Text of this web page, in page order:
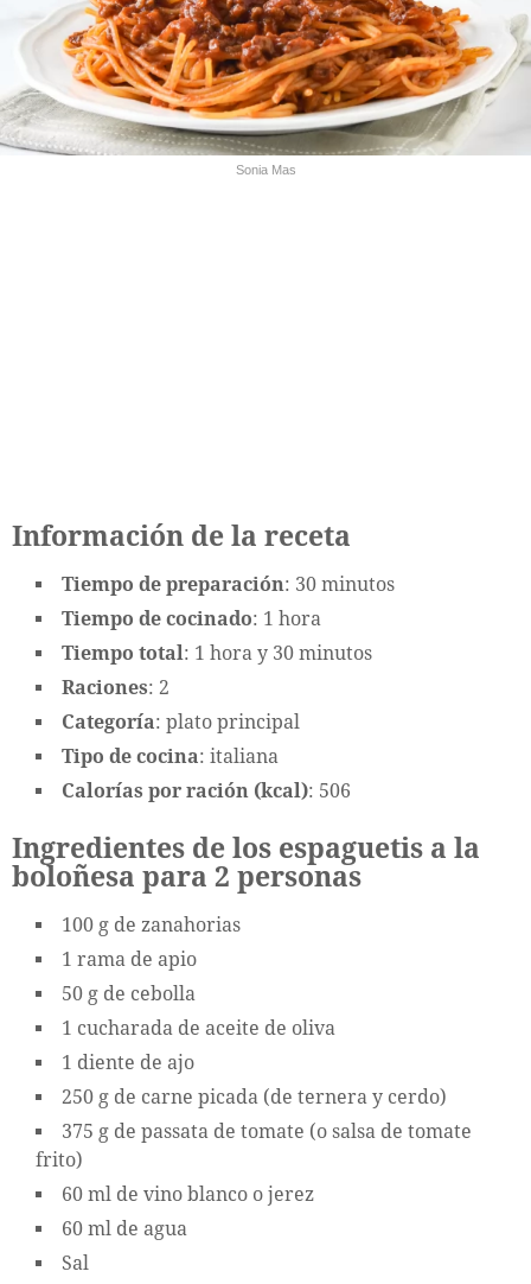
Sonia Mas
Información de la receta
Tiempo de preparación: 30 minutos
Tiempo de cocinado: 1 hora
Tiempo total: 1 hora y 30 minutos
Raciones: 2
Categoría: plato principal
Tipo de cocina: italiana
Calorías por ración (kcal): 506
Ingredientes de los espaguetis a la
boloñesa para 2 personas
100 g de zanahorias
1 rama de apio
50 g de cebolla
1 cucharada de aceite de oliva
1 diente de ajo
250 g de carne picada (de ternera y cerdo)
375 g de passata de tomate (o salsa de tomate
frito)
60 ml de vino blanco o jerez
60 ml de agua
Sal